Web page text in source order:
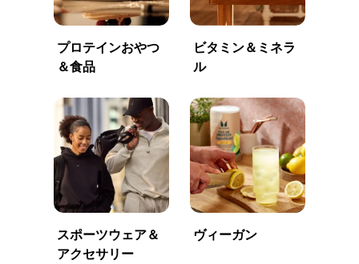
プロテインおやつ
＆食品
ビタミン＆ミネラ
ル
スポーツウェア＆
アクセサリー
ヴィーガン